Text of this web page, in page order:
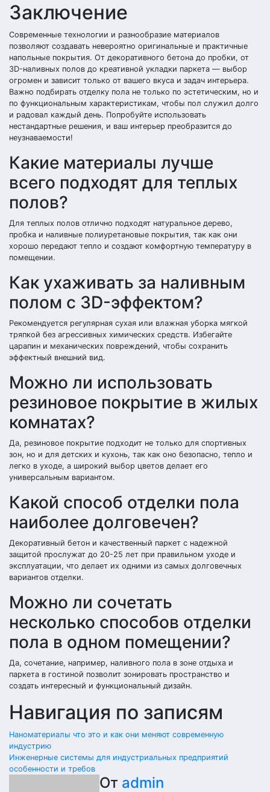
Заключение
Современные технологии и разнообразие материалов
позволяют создавать невероятно оригинальные и практичные
напольные покрытия. От декоративного бетона до пробки, от
3D-наливных полов до креативной укладки паркета — выбор
огромен и зависит только от вашего вкуса и задач интерьера.
Важно подбирать отделку пола не только по эстетическим, но и
по функциональным характеристикам, чтобы пол служил долго
и радовал каждый день. Попробуйте использовать
нестандартные решения, и ваш интерьер преобразится до
неузнаваемости!
Какие материалы лучше
всего подходят для теплых
полов?
Для теплых полов отлично подходят натуральное дерево,
пробка и наливные полиуретановые покрытия, так как они
хорошо передают тепло и создают комфортную температуру в
помещении.
Как ухаживать за наливным
полом с 3D-эффектом?
Рекомендуется регулярная сухая или влажная уборка мягкой
тряпкой без агрессивных химических средств. Избегайте
царапин и механических повреждений, чтобы сохранить
эффектный внешний вид.
Можно ли использовать
резиновое покрытие в жилых
комнатах?
Да, резиновое покрытие подходит не только для спортивных
зон, но и для детских и кухонь, так как оно безопасно, тепло и
легко в уходе, а широкий выбор цветов делает его
универсальным вариантом.
Какой способ отделки пола
наиболее долговечен?
Декоративный бетон и качественный паркет с надежной
защитой прослужат до 20-25 лет при правильном уходе и
эксплуатации, что делает их одними из самых долговечных
вариантов отделки.
Можно ли сочетать
несколько способов отделки
пола в одном помещении?
Да, сочетание, например, наливного пола в зоне отдыха и
паркета в гостиной позволит зонировать пространство и
создать интересный и функциональный дизайн.
Навигация по записям
Наноматериалы что это и как они меняют современную
индустрию
Инженерные системы для индустриальных предприятий
особенности и требов
От admin